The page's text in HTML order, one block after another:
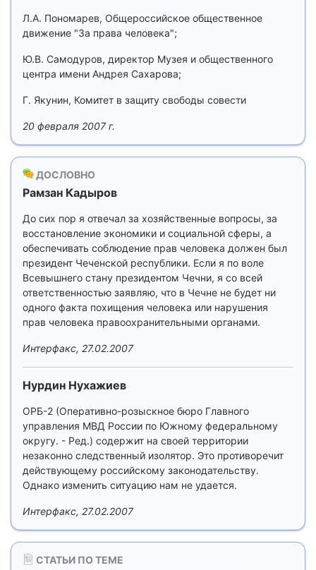
Л.А. Пономарев, Общероссийское общественное
движение "За права человека";
Ю.В. Самодуров, директор Музея и общественного
центра имени Андрея Сахарова;
Г. Якунин, Комитет в защиту свободы совести
20 февраля 2007 г.
ДОСЛОВНО
Рамзан Кадыров
До сих пор я отвечал за хозяйственные вопросы, за
восстановление экономики и социальной сферы, а
обеспечивать соблюдение прав человека должен был
президент Чеченской республики. Если я по воле
Всевышнего стану президентом Чечни, я со всей
ответственностью заявляю, что в Чечне не будет ни
одного факта похищения человека или нарушения
прав человека правоохранительными органами.
Интерфакс, 27.02.2007
Нурдин Нухажиев
ОРБ-2 (Оперативно-розыскное бюро Главного
управления МВД России по Южному федеральному
округу. - Ред.) содержит на своей территории
незаконно следственный изолятор. Это противоречит
действующему российскому законодательству.
Однако изменить ситуацию нам не удается.
Интерфакс, 27.02.2007
СТАТЬИ ПО ТЕМЕ